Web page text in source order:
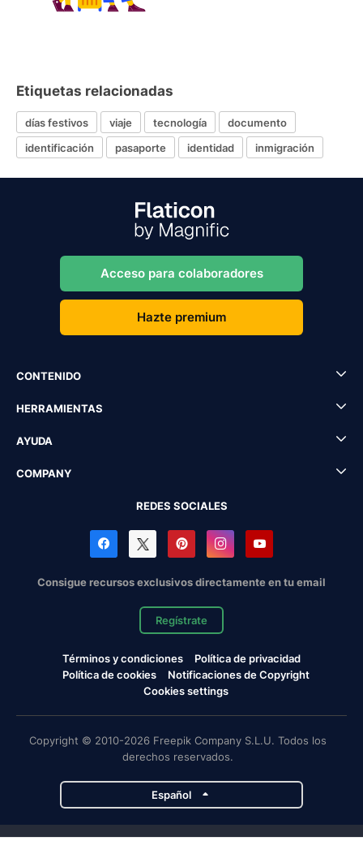
Etiquetas relacionadas
días festivos viaje tecnología
documento
identificación
pasaporte identidad inmigración
Acceso para colaboradores
Hazte premium
CONTENIDO
HERRAMIENTAS
AYUDA
COMPANY
REDES SOCIALES
Consigue recursos exclusivos directamente en tu email
Regístrate
Términos y condiciones
Política de privacidad
Política de cookies
Notificaciones de Copyright
Cookies settings
Copyright © 2010-2026 Freepik Company S.L.U. Todos los
derechos reservados.
Español